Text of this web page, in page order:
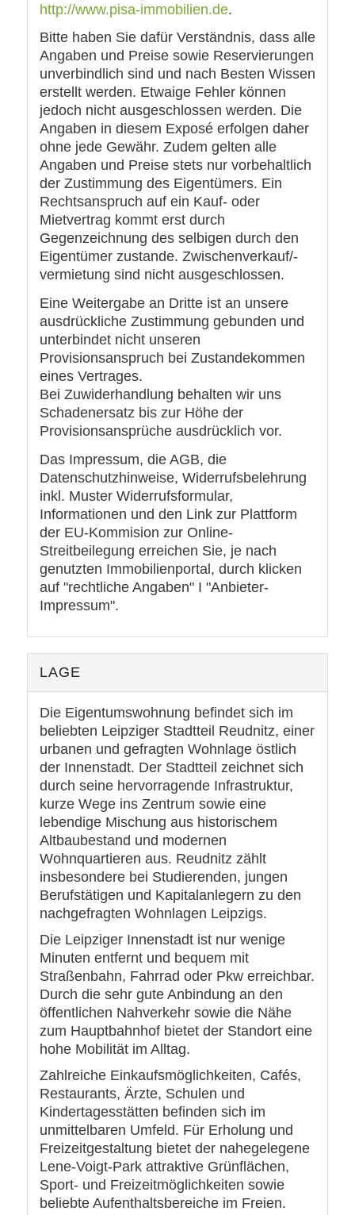
http://www.pisa-immobilien.de.
Bitte haben Sie dafür Verständnis, dass alle
Angaben und Preise sowie Reservierungen
unverbindlich sind und nach Besten Wissen
erstellt werden. Etwaige Fehler können
jedoch nicht ausgeschlossen werden. Die
Angaben in diesem Exposé erfolgen daher
ohne jede Gewähr. Zudem gelten alle
Angaben und Preise stets nur vorbehaltlich
der Zustimmung des Eigentümers. Ein
Rechtsanspruch auf ein Kauf- oder
Mietvertrag kommt erst durch
Gegenzeichnung des selbigen durch den
Eigentümer zustande. Zwischenverkauf/-
vermietung sind nicht ausgeschlossen.
Eine Weitergabe an Dritte ist an unsere
ausdrückliche Zustimmung gebunden und
unterbindet nicht unseren
Provisionsanspruch bei Zustandekommen
eines Vertrages.
Bei Zuwiderhandlung behalten wir uns
Schadenersatz bis zur Höhe der
Provisionsansprüche ausdrücklich vor.
Das Impressum, die AGB, die
Datenschutzhinweise, Widerrufsbelehrung
inkl. Muster Widerrufsformular,
Informationen und den Link zur Plattform
der EU-Kommision zur Online-
Streitbeilegung erreichen Sie, je nach
genutzten Immobilienportal, durch klicken
auf "rechtliche Angaben" I "Anbieter-
Impressum".
LAGE
Die Eigentumswohnung befindet sich im
beliebten Leipziger Stadtteil Reudnitz, einer
urbanen und gefragten Wohnlage östlich
der Innenstadt. Der Stadtteil zeichnet sich
durch seine hervorragende Infrastruktur,
kurze Wege ins Zentrum sowie eine
lebendige Mischung aus historischem
Altbaubestand und modernen
Wohnquartieren aus. Reudnitz zählt
insbesondere bei Studierenden, jungen
Berufstätigen und Kapitalanlegern zu den
nachgefragten Wohnlagen Leipzigs.
Die Leipziger Innenstadt ist nur wenige
Minuten entfernt und bequem mit
Straßenbahn, Fahrrad oder Pkw erreichbar.
Durch die sehr gute Anbindung an den
öffentlichen Nahverkehr sowie die Nähe
zum Hauptbahnhof bietet der Standort eine
hohe Mobilität im Alltag.
Zahlreiche Einkaufsmöglichkeiten, Cafés,
Restaurants, Ärzte, Schulen und
Kindertagesstätten befinden sich im
unmittelbaren Umfeld. Für Erholung und
Freizeitgestaltung bietet der nahegelegene
Lene-Voigt-Park attraktive Grünflächen,
Sport- und Freizeitmöglichkeiten sowie
beliebte Aufenthaltsbereiche im Freien.